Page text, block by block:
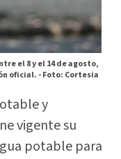
el 8 y el 14 de agosto,
oficial. -Foto: Cortesia
y
vigente su
potable para